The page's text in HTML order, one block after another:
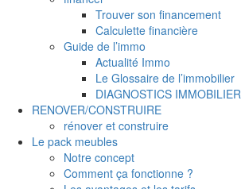
Trouver son financement
Calculette financière
Guide de l’immo
Actualité Immo
Le Glossaire de l’immobilier
DIAGNOSTICS IMMOBILIER
RENOVER/CONSTRUIRE
rénover et construire
Le pack meubles
Notre concept
Comment ça fonctionne ?